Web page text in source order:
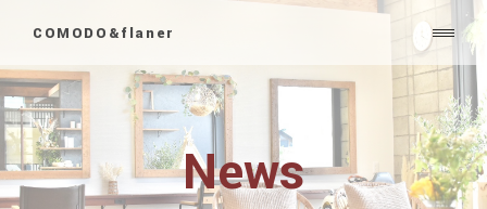
COMODO&flaner
News